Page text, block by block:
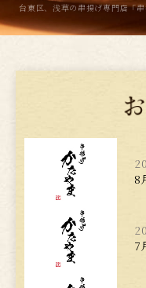
台東区、浅草の串揚げ専門店「
8
7